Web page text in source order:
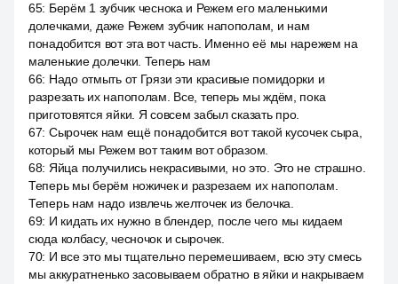
65: Берём 1 зубчик чеснока и Режем его маленькими
долечками, даже Режем зубчик напополам, и нам
понадобится вот эта вот часть. Именно её мы нарежем на
маленькие долечки. Теперь нам
66: Надо отмыть от Грязи эти красивые помидорки и
разрезать их напополам. Все, теперь мы ждём, пока
приготовятся яйки. Я совсем забыл сказать про.
67: Сырочек нам ещё понадобится вот такой кусочек сыра,
который мы Режем вот таким вот образом.
68: Яйца получились некрасивыми, но это. Это не страшно.
Теперь мы берём ножичек и разрезаем их напополам.
Теперь нам надо извлечь желточек из белочка.
69: И кидать их нужно в блендер, после чего мы кидаем
сюда колбасу, чесночок и сырочек.
70: И все это мы тщательно перемешиваем, всю эту смесь
мы аккуратненько засовываем обратно в яйки и накрываем